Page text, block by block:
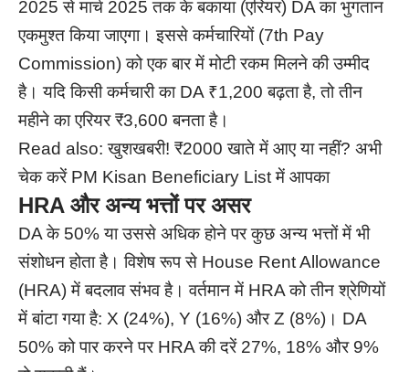
2025 से मार्च 2025 तक के बकाया (एरियर) DA का भुगतान
एकमुश्त किया जाएगा। इससे कर्मचारियों (7th Pay
Commission) को एक बार में मोटी रकम मिलने की उम्मीद
है। यदि किसी कर्मचारी का DA ₹1,200 बढ़ता है, तो तीन
महीने का एरियर ₹3,600 बनता है।
Read also:खुशखबरी! ₹2000 खाते में आए या नहीं? अभी
चेक करें PM Kisan Beneficiary List में आपका
HRA और अन्य भत्तों पर असर
DA के 50% या उससे अधिक होने पर कुछ अन्य भत्तों में भी
संशोधन होता है। विशेष रूप से House Rent Allowance
(HRA) में बदलाव संभव है। वर्तमान में HRA को तीन श्रेणियों
में बांटा गया है: X (24%), Y (16%) और Z (8%)। DA
50% को पार करने पर HRA की दरें 27%, 18% और 9%